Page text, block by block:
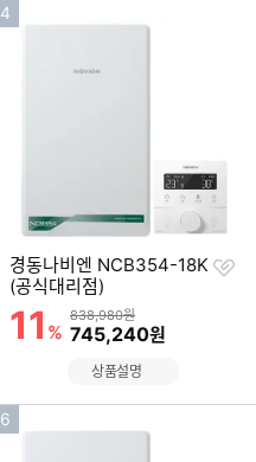
인
4
경동나비엔 NCB354-18K
(공식대리점)
할인률
11 %
상품금액
838,980원
할인금액
745,240원
찜
상품설명
인
6